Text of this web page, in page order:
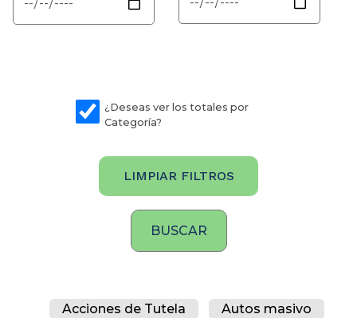
¿Deseas ver los totales por
Categoría?
LIMPIAR FILTROS
Acciones de Tutela
Autos masivo